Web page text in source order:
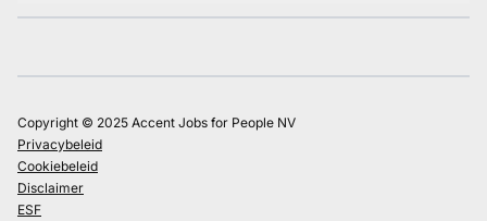
Copyright © 2025 Accent Jobs for People NV
Privacybeleid
Cookiebeleid
Disclaimer
ESF